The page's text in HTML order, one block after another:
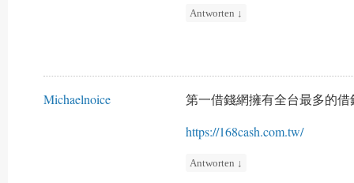
Antworten ↓
Michaelnoice
第一借錢網擁有全台最多的借
https://168cash.com.tw/
Antworten ↓